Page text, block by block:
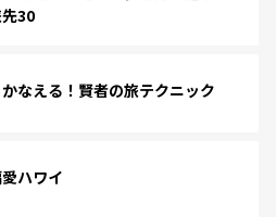
30
なえる！賢者の旅テクニック
ハワイ